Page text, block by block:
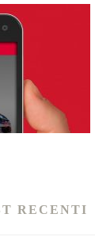
RECENTI